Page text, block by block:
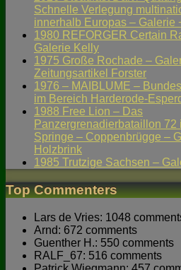
Schnelle Verlegung
innerhalb Europas – Galerie
1980 REFORGER Certain
Galerie Kelly
1975 Große Rochade –
Zeitungsartikel Forster
1976 – MAIBLUME –
im Bereich Harderode-
1988 Free Lion – Das
Panzergrenadierbataillon 72
Springe – Coppenbrügge –
Holzbrink
1985 Trutzige Sachsen –
Top Commenters
Lars de Vries: 1048
Arnd: 672 comments
Guenther H.: 550 comments
RALF_67: 516 comments